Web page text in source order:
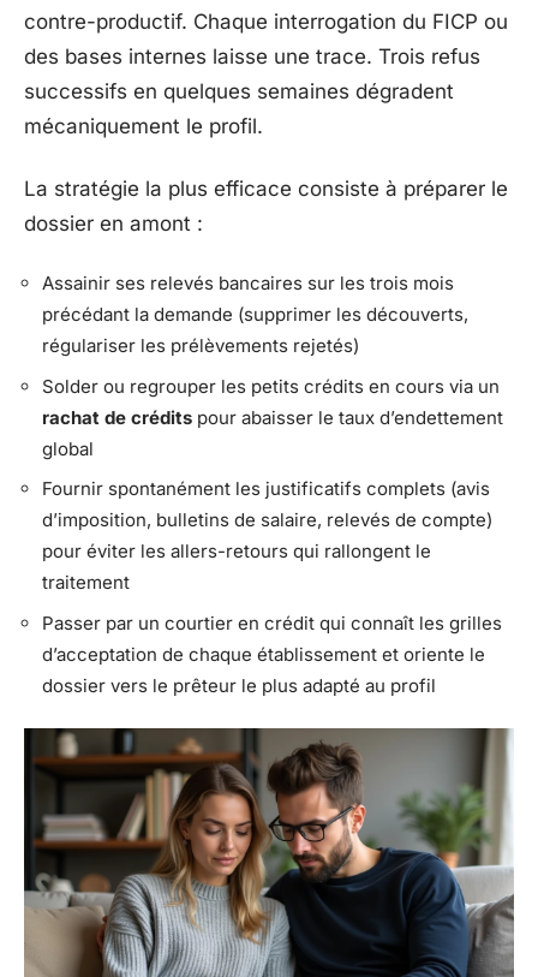
contre-productif. Chaque interrogation du FICP ou
des bases internes laisse une trace. Trois refus
successifs en quelques semaines dégradent
mécaniquement le profil.
La stratégie la plus efficace consiste à préparer le
dossier en amont :
Assainir ses relevés bancaires sur les trois mois
précédant la demande (supprimer les découverts,
régulariser les prélèvements rejetés)
Solder ou regrouper les petits crédits en cours via un
rachat de crédits pour abaisser le taux d’endettement
global
Fournir spontanément les justificatifs complets (avis
d’imposition, bulletins de salaire, relevés de compte)
pour éviter les allers-retours qui rallongent le
traitement
Passer par un courtier en crédit qui connaît les grilles
d’acceptation de chaque établissement et oriente le
dossier vers le prêteur le plus adapté au profil